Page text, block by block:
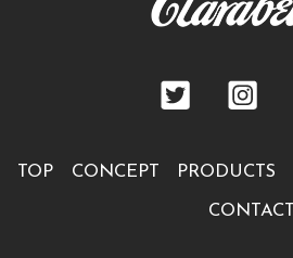
TOP CONCEPT PRODUCTS
CONTACT